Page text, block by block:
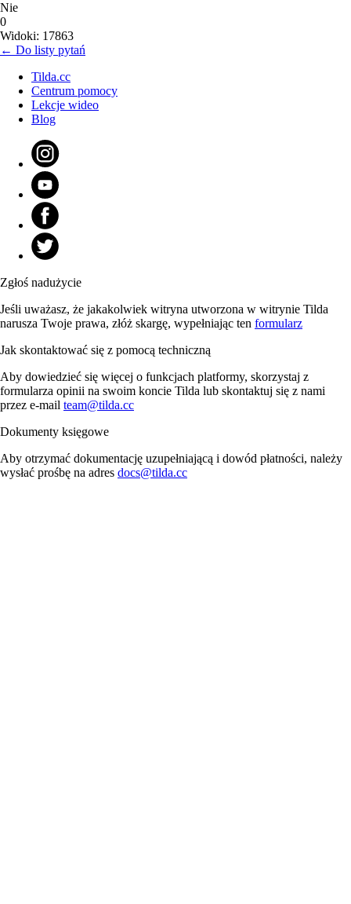
Nie
0
Widoki: 17863
← Do listy pytań
Tilda.cc
Centrum pomocy
Lekcje wideo
Blog
Zgłoś nadużycie
Jeśli uważasz, że jakakolwiek witryna utworzona w witrynie Tilda
narusza Twoje prawa, złóż skargę, wypełniając ten formularz
Jak skontaktować się z pomocą techniczną
Aby dowiedzieć się więcej o funkcjach platformy, skorzystaj z
formularza opinii na swoim koncie Tilda lub skontaktuj się z nami
przez e-mail team@tilda.cc
Dokumenty księgowe
Aby otrzymać dokumentację uzupełniającą i dowód płatności, należy
wysłać prośbę na adres docs@tilda.cc